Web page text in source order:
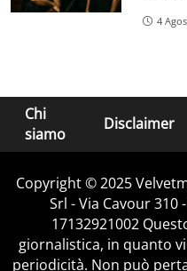
4
Chi
siamo
Disclaimer
Copyright © 2025
Srl - Via Cavour 310
17132921002
giornalistica, in quanto
periodicità. Non può